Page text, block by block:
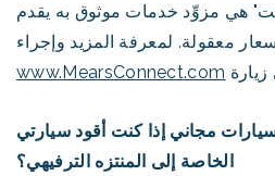
هي مزوِّد خدمات موثوق به يقدم
معقولة. لمعرفة المزيد وإجراء
www.MearsConnect.com
مجاني إذا كنت أقود سيارتي
الخاصة إلى المنتزه الترفيهي؟